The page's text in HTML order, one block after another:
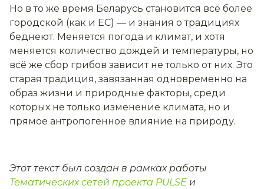
Но в то же время Беларусь становится всё более
городской (как и ЕС) — и знания о традициях
беднеют. Меняется погода и климат, и хотя
меняется количество дождей и температуры, но
всё же сбор грибов зависит не только от них. Это
старая традиция, завязанная одновременно на
образ жизни и природные факторы, среди
которых не только изменение климата, но и
прямое антропогенное влияние на природу.
Этот текст был создан в рамках работы
Тематических сетей проекта PULSE и